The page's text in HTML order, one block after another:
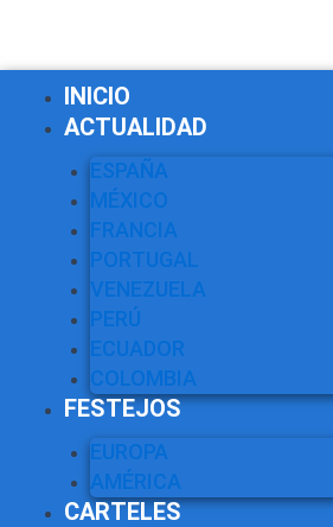
INICIO
ACTUALIDAD
ESPAÑA
MÉXICO
FRANCIA
PORTUGAL
VENEZUELA
PERÚ
ECUADOR
COLOMBIA
FESTEJOS
EUROPA
AMÉRICA
CARTELES